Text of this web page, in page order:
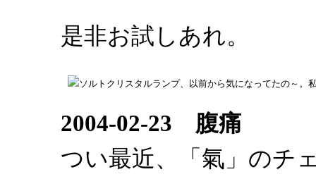
是非お試しあれ。
ソルトクリスタルランプ、以前から気になってたの～。
2004-02-23 腹痛
つい最近、「氣」のチ